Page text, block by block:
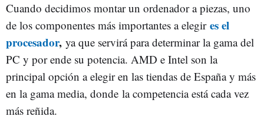
Cuando decidimos montar un ordenador a piezas, uno
de los componentes más importantes a elegir es el
procesador, ya que servirá para determinar la gama del
PC y por ende su potencia. AMD e Intel son la
principal opción a elegir en las tiendas de España y más
en la gama media, donde la competencia está cada vez
más reñida.